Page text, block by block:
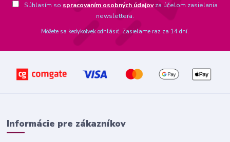
Súhlasím so spracovaním osobných údajovza účelom zasielania
newslettera.
Môžete sa kedykoľvek odhlásiť. Zasielame raz za 14 dní.
Informácie pre zákazníkov